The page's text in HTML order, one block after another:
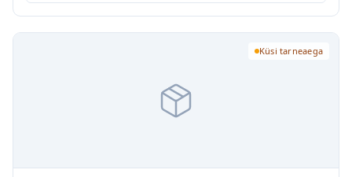
Küsi tarneaega